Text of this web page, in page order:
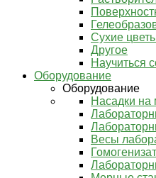
Сухие
Другое
Научиться
Оборудование
Оборудование
Насадки на
Весы